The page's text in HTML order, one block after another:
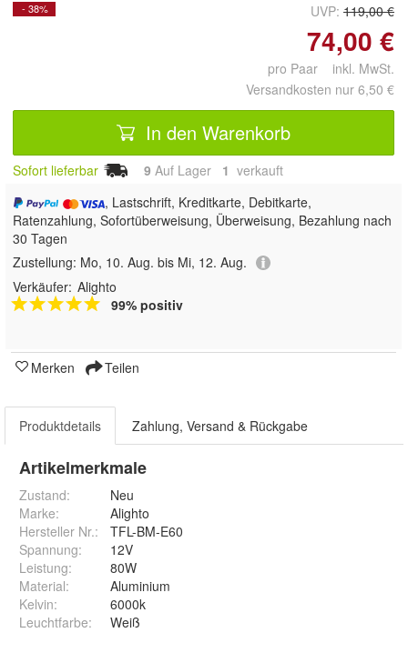
- 38% UVP: 119,00 €
74,00 €
pro Paar inkl. MwSt.
Versandkosten nur 6,50 €
In den Warenkorb
Sofort lieferbar 9 Auf Lager 1 verkauft
, Lastschrift, Kreditkarte, Debitkarte,
Ratenzahlung, Sofortüberweisung, Überweisung, Bezahlung nach
30 Tagen
Zustellung: Mo, 10. Aug. bis Mi, 12. Aug.
Verkäufer: Alighto
99% positiv
Merken Teilen
Produktdetails Zahlung, Versand & Rückgabe
Artikelmerkmale
Zustand:
Neu
Marke:
Alighto
Hersteller Nr.:
TFL-BM-E60
Spannung:
12V
Leistung:
80W
Material:
Aluminium
Kelvin:
6000k
Leuchtfarbe: Weiß